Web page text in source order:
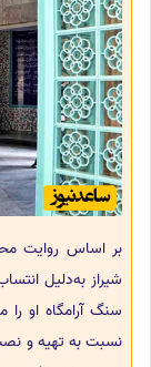
بر اساس روایت
شیراز به‌دلیل
سنگ آرامگاه او
نسبت به تهیه و